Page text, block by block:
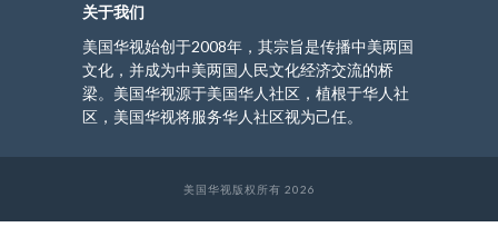
关于我们
美国华视始创于2008年，其宗旨是传播中美两国
文化，并成为中美两国人民文化经济交流的桥
梁。美国华视源于美国华人社区，植根于华人社
区，美国华视将服务华人社区视为己任。
美国华视版权所有 2026